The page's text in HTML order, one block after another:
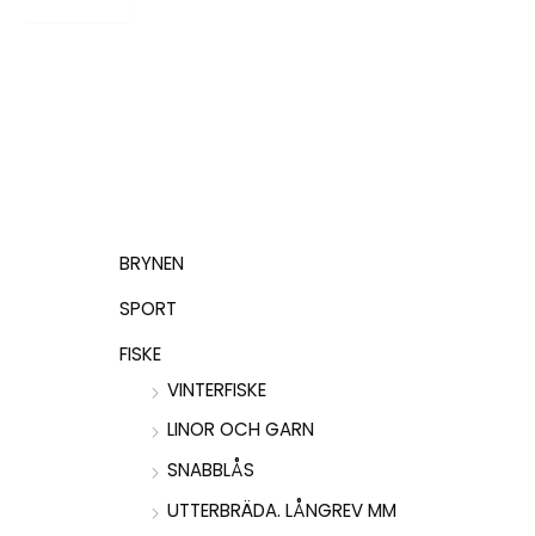
BRYNEN
SPORT
FISKE
VINTERFISKE
LINOR OCH GARN
SNABBLÅS
UTTERBRÄDA. LÅNGREV MM